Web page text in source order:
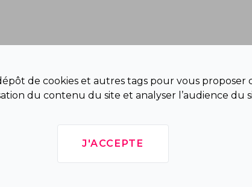
de cookies et autres tags pour vous proposer
du contenu du site et analyser l’audience du
J'ACCEPTE